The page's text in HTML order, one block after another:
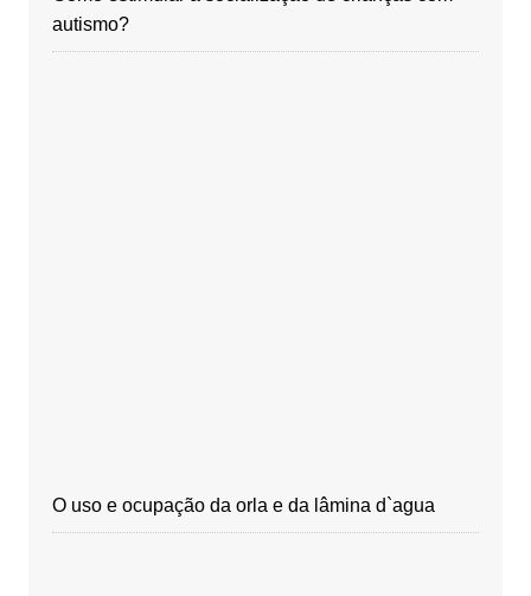
autismo?
O uso e ocupação da orla e da lâmina d`agua